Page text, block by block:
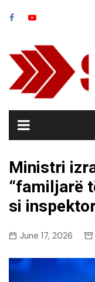
Ministri
“familjarë
si
June 17, 2026